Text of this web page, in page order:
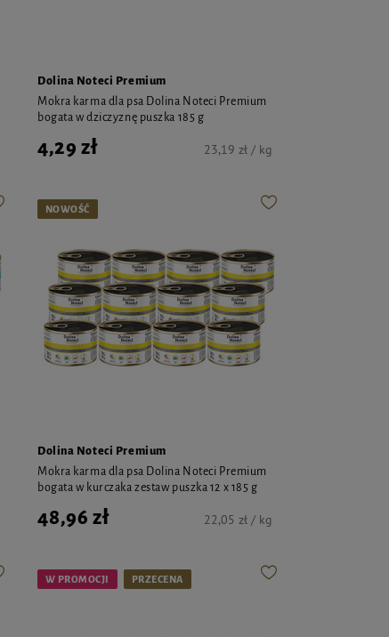
Dolina Noteci Premium
Mokra karma dla psa Dolina Noteci Premium
bogata w dziczyznę puszka 185 g
4,29 zł 23,19 zł / kg
NOWOŚĆ
Dolina Noteci Premium
Mokra karma dla psa Dolina Noteci Premium
bogata w kurczaka zestaw puszka 12 x 185 g
48,96 zł 22,05 zł / kg
W PROMOCJI PRZECENA